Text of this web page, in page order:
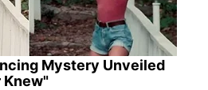
Mystery Unveiled